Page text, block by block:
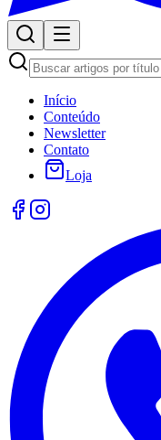
Início
Conteúdo
Newsletter
Contato
Loja